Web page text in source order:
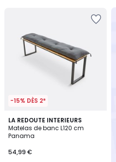
-15% DÈS 2*
LA REDOUTE INTERIEURS
Matelas de banc L120 cm
Panama
54,99 €
4,2
/ 5
6
Couleurs